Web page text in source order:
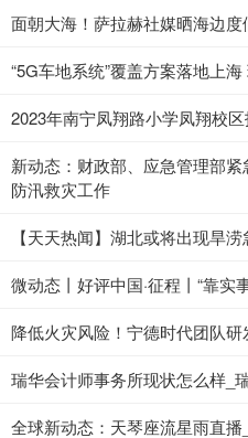
面朝大海！萨拉赫社媒晒海边度
“5G车地系统”覆盖方案落地上
2023年南宁凤翔路小学凤翔校
新动态：财政部、应急管理部
防汛救灾工作
【天天热闻】湖北或将出现旱
微动态丨好评中国·征程丨“靠实
降低火灾风险！宁德时代团队
瑞华会计师事务所现状怎么样_
全球新动态：天琴座流星雨直